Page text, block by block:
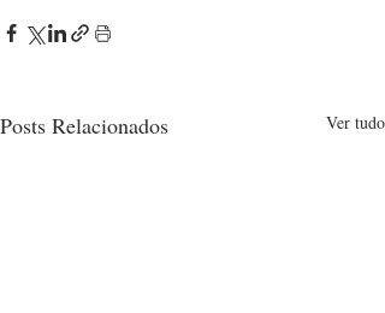
Posts Relacionados Ver tudo